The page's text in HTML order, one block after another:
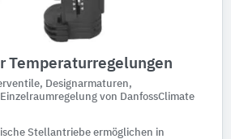
Temperaturregelungen
Designarmaturen,
von DanfossClimate
Stellantriebe ermöglichen in